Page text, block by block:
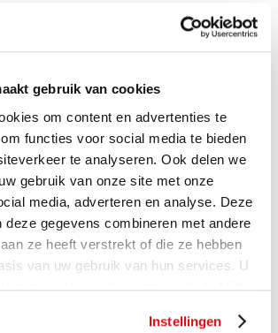
gebruik van cookies
om content en advertenties te
functies voor social media te bieden
te analyseren. Ook delen we
gebruik van onze site met onze
media, adverteren en analyse. Deze
deze gegevens combineren met andere
ze heeft verstrekt of die ze hebben
van uw gebruik van hun services. U
onze cookies als u onze website blijft
Instellingen